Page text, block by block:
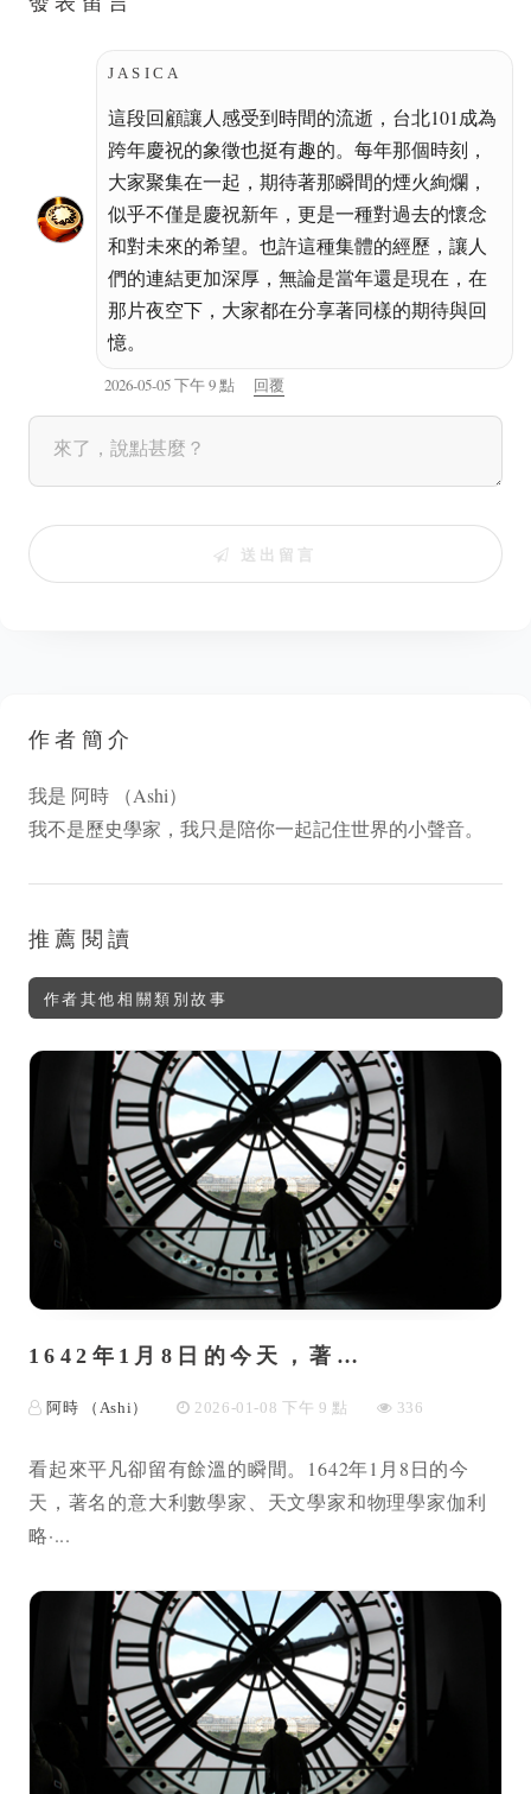
JASICA
這段回顧讓人感受到時間的流逝，台北101成為
跨年慶祝的象徵也挺有趣的。每年那個時刻，
大家聚集在一起，期待著那瞬間的煙火絢爛，
似乎不僅是慶祝新年，更是一種對過去的懷念
和對未來的希望。也許這種集體的經歷，讓人
們的連結更加深厚，無論是當年還是現在，在
那片夜空下，大家都在分享著同樣的期待與回
憶。
2026-05-05 下午 9 點 回覆
送出留言
作者簡介
我是 阿時 （Ashi）
我不是歷史學家，我只是陪你一起記住世界的小聲音。
推薦閱讀
作者其他相關類別故事
1642年1月8日的今天，著…
阿時 （Ashi） 2026-01-08 下午 9 點 336
看起來平凡卻留有餘溫的瞬間。1642年1月8日的今
天，著名的意大利數學家、天文學家和物理學家伽利
略·...